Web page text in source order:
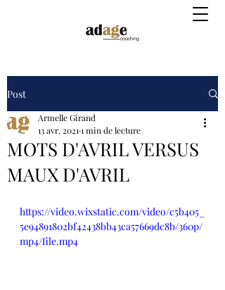
Post
MOTS D'AVRIL VERSUS
MAUX D'AVRIL
Armelle Girand
13 avr. 2021 1 min de lecture
https://video.wixstatic.com/video/c5b405_
5e94891802bf42438bb43ca57669dc8b/360p/
mp4/file.mp4